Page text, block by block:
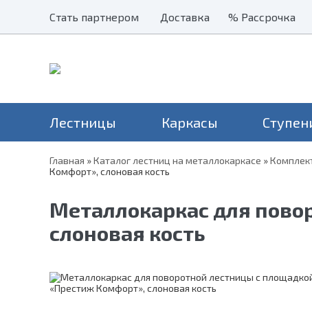
Стать партнером
Стать партнером Доставка
Доставка % Рассрочка
% Рассрочка
Лестницы
Наши хиты
Серия Элегант
Серия Престиж Мини
Применение
На дачу
Уличные лестницы
На чердак
Каркасы
Балясины
Перила и поручни
Металлические ограждения
Главная »Каталог лестниц на металлокаркасе »
Комфорт», слоновая кость
Металлокаркас для
слоновая кость